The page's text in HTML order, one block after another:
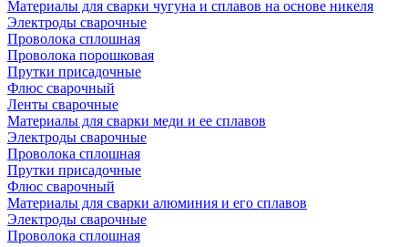
Материалы для сварки чугуна и сплавов на основе никеля
Электроды сварочные
Проволока сплошная
Проволока порошковая
Прутки присадочные
Флюс сварочный
Ленты сварочные
Материалы для сварки меди и ее сплавов
Электроды сварочные
Проволока сплошная
Прутки присадочные
Флюс сварочный
Материалы для сварки алюминия и его сплавов
Электроды сварочные
Проволока сплошная